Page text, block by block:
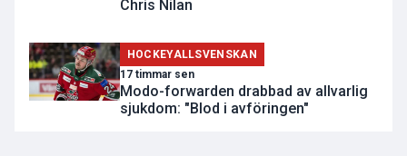
Chris Nilan
HOCKEYALLSVENSKAN
17 timmar sen
Modo-forwarden drabbad av allvarlig
sjukdom: "Blod i avföringen"